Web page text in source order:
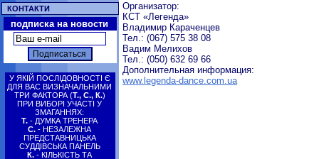
КОНТАКТИ
подписка на новости
У ЯКІЙ ПОСЛІДОВНОСТІ Є
ДЛЯ ВАС ВИЗНАЧАЛЬНИМИ
ТРИ ФАКТОРА (Т., С., К.)
ПРИ ВИБОРІ УЧАСТІ У
ЗМАГАННЯХ:
Т. - ДУМКА ТРЕНЕРА
С. - НЕЗАЛЕЖНА
ПРЕДСТАВНИЦЬКА
СУДДІВСЬКА ПАНЕЛЬ
К. - КІЛЬКІСТЬ ТА
Организатор:
КСТ «Легенда»
Владимир Караченцев
Тел.: (067) 575 38 08
Вадим Мелихов
Тел.: (050) 632 69 66
Дополнительная информация:
www.legenda-dance.com.ua